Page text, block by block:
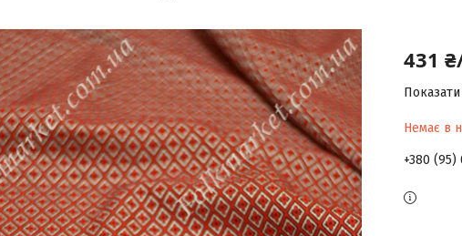
431
Показати
Немає в
+380 (95)